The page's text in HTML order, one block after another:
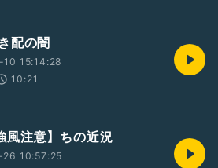
配の闇
15:14:28
10:21
注意】ちの近況
10:57:25